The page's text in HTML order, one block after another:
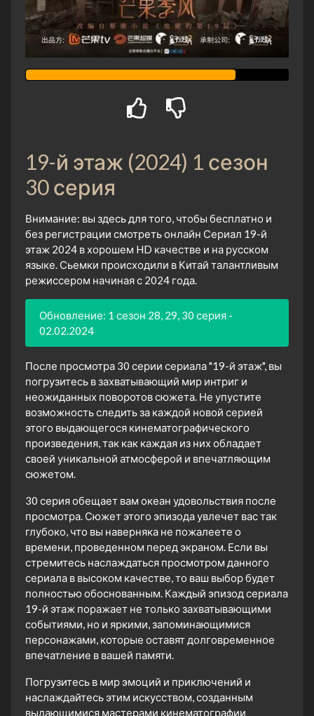
19-й этаж (2024) 1 сезон
30 серия
Внимание: вы здесь для того, чтобы бесплатно и
без регистрации смотреть онлайн Сериал 19-й
этаж 2024 в хорошем HD качестве и на русском
языке. Сьемки происходили в Китай талантливым
режиссером начиная с 2024 года.
Обновление: 1 сезон 28, 29, 30 серия -
02.02.2024
После просмотра 30 серии сериала "19-й этаж", вы
погрузитесь в захватывающий мир интриг и
неожиданных поворотов сюжета. Не упустите
возможность следить за каждой новой серией
этого выдающегося кинематографического
произведения, так как каждая из них обладает
своей уникальной атмосферой и впечатляющим
сюжетом.
30 серия обещает вам океан удовольствия после
просмотра. Сюжет этого эпизода увлечет вас так
глубоко, что вы наверняка не пожалеете о
времени, проведенном перед экраном. Если вы
стремитесь наслаждаться просмотром данного
сериала в высоком качестве, то ваш выбор будет
полностью обоснованным. Каждый эпизод сериала
19-й этаж поражает не только захватывающими
событиями, но и яркими, запоминающимися
персонажами, которые оставят долговременное
впечатление в вашей памяти.
Погрузитесь в мир эмоций и приключений и
наслаждайтесь этим искусством, созданным
выдающимися мастерами кинематографии